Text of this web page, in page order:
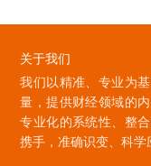
关于我们
我们以精准、专业为
量，提供财经领域的
专业化的系统性、整
携手，准确识变、科